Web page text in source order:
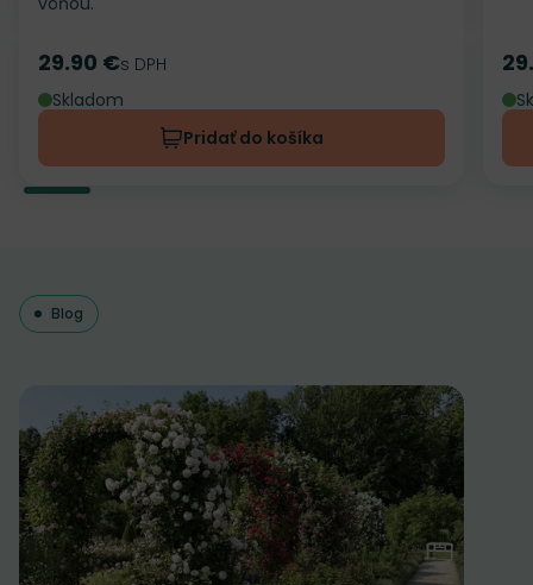
Cena
29.90 €s DPH
Skladom
Pridať do košíka
Blog